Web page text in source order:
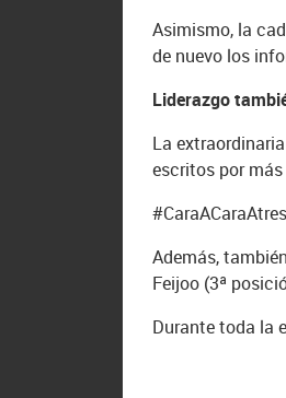
Asimismo, la
de nuevo los
Liderazgo
La
escritos por
Además,
Feijoo (3ª
Durante toda la